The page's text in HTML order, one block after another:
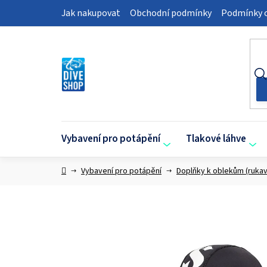
Jak nakupovat Obchodní podmínky Podmínky
Vybavení pro potápění Tlakové láhve
DomůVybavení pro potápění Doplňky k oblekům